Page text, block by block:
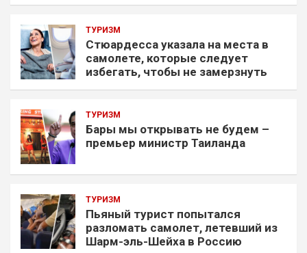
ТУРИЗМ
Стюардесса указала на места в
самолете, которые следует
избегать, чтобы не замерзнуть
ТУРИЗМ
Бары мы открывать не будем –
премьер министр Таиланда
ТУРИЗМ
Пьяный турист попытался
разломать самолет, летевший из
Шарм-эль-Шейха в Россию